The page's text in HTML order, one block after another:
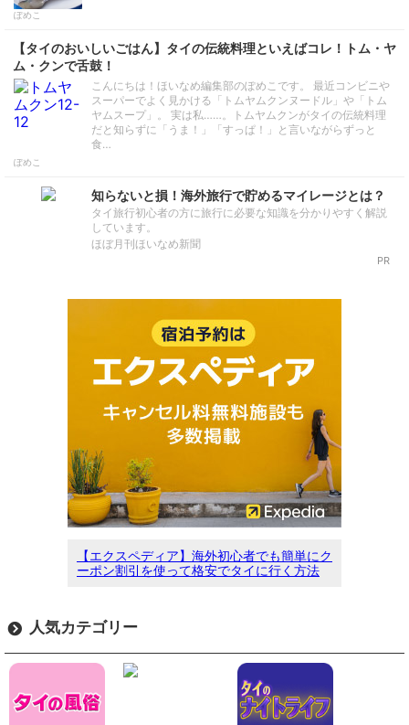
ぽめこ
【タイのおいしいごはん】タイの伝統料理といえばコレ！トム・ヤ
ム・クンで舌鼓！
こんにちは！ほいなめ編集部のぽめこです。 最近コンビニや
スーパーでよく見かける「トムヤムクンヌードル」や「トム
ヤムスープ」。 実は私……。トムヤムクンがタイの伝統料理
だと知らずに「うま！」「すっぱ！」と言いながらずっと
食…
ぽめこ
知らないと損！海外旅行で貯めるマイレージとは？
タイ旅行初心者の方に旅行に必要な知識を分かりやすく解説
しています。
ほぼ月刊ほいなめ新聞
PR
【エクスペディア】海外初心者でも簡単にク
ーポン割引を使って格安でタイに行く方法
人気カテゴリー